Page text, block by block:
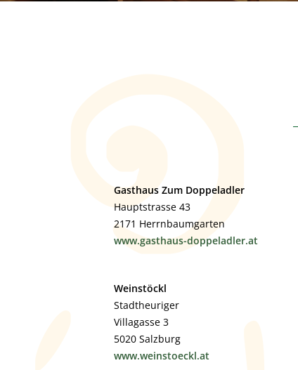
Gasthaus Zum Doppeladler
Hauptstrasse 43
2171 Herrnbaumgarten
www.gasthaus-doppeladler.at
Weinstöckl
Stadtheuriger
Villagasse 3
5020 Salzburg
www.weinstoeckl.at